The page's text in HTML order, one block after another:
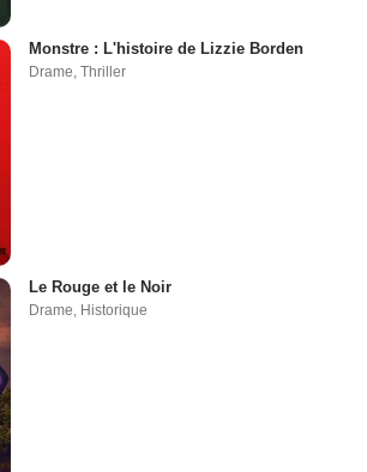
Monstre : L'histoire de Lizzie Borden
Drame,Thriller
Le Rouge et le Noir
Drame Historique